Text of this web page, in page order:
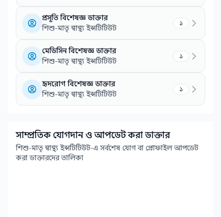
প্রসূতি বিশেষজ্ঞ ডাক্তার
শিশু-মাতৃ স্বাস্থ্য ইন্সটিটিউট
১
মেডিসিন বিশেষজ্ঞ ডাক্তার
শিশু-মাতৃ স্বাস্থ্য ইন্সটিটিউট
১
হৃদরোগ বিশেষজ্ঞ ডাক্তার
শিশু-মাতৃ স্বাস্থ্য ইন্সটিটিউট
১
সাম্প্রতিক যোগদান ও আপডেট করা ডাক্তার
শিশু-মাতৃ স্বাস্থ্য ইন্সটিটিউট-এ সর্বশেষ যোগ বা প্রোফাইল আপডেট
করা ডাক্তারদের তালিকা